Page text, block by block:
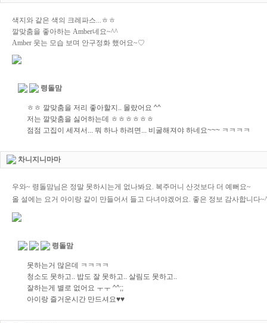
색지와 같은 색의 크레파스...ㅎㅎ
깔맞춤을 좋아하는 Amber네요~^^
Amber 웃는 모습 보며 안구정화 했어요~♡
령돌맘
ㅎㅎ 깔맞춤을 저리 좋아할지.. 몰랐어요 ^^
저는 깔맞춤을 싫어하는데 ㅎㅎㅎㅎㅎㅎ
점점 고집이 세져서... 뭐 하나 하려면... 비굴해져야 하네요~~~ ㅋㅋㅋㅋ
차니지니마마
우와~ 령돌맘님은 정말 못하시는게 없나봐요. 복주머니 산것보다 더 예뻐요~
올 설에는 요거 아이랑 같이 만들어서 들고 다녀야겠어요. 좋은 정보 감사합니다
령돌맘
못하는거 많은데 ㅋㅋㅋㅋ
청소도 못하고.. 밥도 잘 못하고.. 살림도 못하고..
잘하는게 별로 없어요 ㅜㅜ ^^;;
아이랑 즐거운시간 만드셔요♥♥